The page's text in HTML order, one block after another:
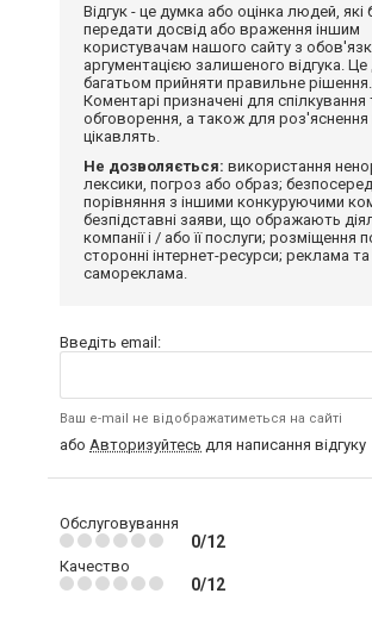
Відгук - це думка або оцінка людей,
передати досвід або враження іншим
користувачам нашого сайту з
аргументацією залишеного відгука.
багатьом прийняти правильне рішення.
Коментарі призначені для спілкування
обговорення, а також для роз'яснення
цікавлять.
Не дозволяється: використання
лексики, погроз або образ;
порівняння з іншими конкуруючими
безпідставні заяви, що ображають
компанії і / або її послуги; розміщення
сторонні інтернет-ресурси; реклама та
самореклама.
Введіть email:
Ваш e-mail не відображатиметься на сайті
або Авторизуйтесь для написання відгуку
Обслуговування
0/12
Качество
0/12